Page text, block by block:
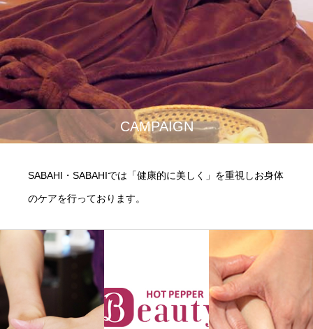
CAMPAIGN
SABAHI・SABAHIでは「健康的に美しく」を重視しお身体
のケアを行っております。